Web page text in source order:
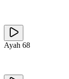
Ayah 68